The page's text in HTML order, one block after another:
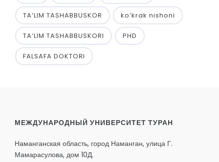
TA’LIM TASHABBUSKOR ko‘krak nishoni
TA’LIM TASHABBUSKORI PHD
FALSAFA DOKTORI
МЕЖДУНАРОДНЫЙ УНИВЕРСИТЕТ ТУРАН
Наманганская область, город Наманган, улица Г.
Мамарасулова, дом 10Д.